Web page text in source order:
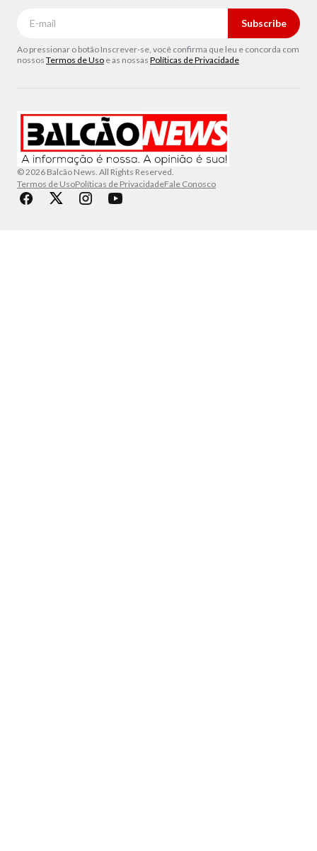
Subscribe
Ao pressionar o botão Inscrever-se, você confirma que leu e concorda com
nossos Termos de Uso e as nossas Políticas de Privacidade
© 2026 Balcão News. All Rights Reserved.
Termos de UsoPolíticas de PrivacidadeFale Conosco